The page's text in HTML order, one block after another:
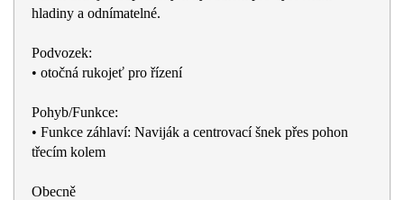
hladiny a odnímatelné.
Podvozek:
• otočná rukojeť pro řízení
Pohyb/Funkce:
• Funkce záhlaví: Naviják a centrovací šnek přes pohon
třecím kolem
Obecně